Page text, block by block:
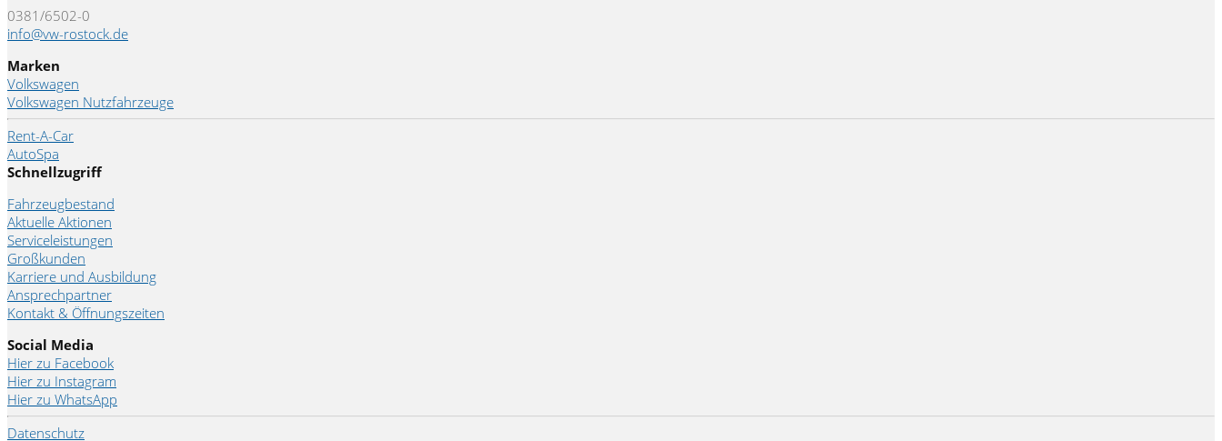
0381/6502-0
info@vw-rostock.de
Marken
Volkswagen
Volkswagen Nutzfahrzeuge
Rent-A-Car
AutoSpa
Schnellzugriff
Fahrzeugbestand
Aktuelle Aktionen
Serviceleistungen
Großkunden
Karriere und Ausbildung
Ansprechpartner
Kontakt & Öffnungszeiten
Social Media
Hier zu Facebook
Hier zu Instagram
Hier zu WhatsApp
Datenschutz